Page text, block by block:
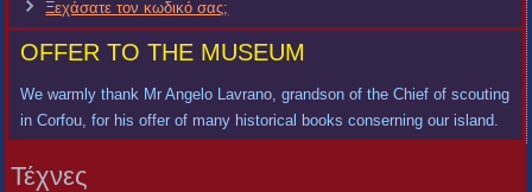
Ξεχάσατε τον κωδικό σας;
OFFER TO THE MUSEUM
We warmly thank Mr Angelo Lavrano, grandson of the Chief of scouting
in Corfou, for his offer of many historical books conserning our island.
Τέχνες